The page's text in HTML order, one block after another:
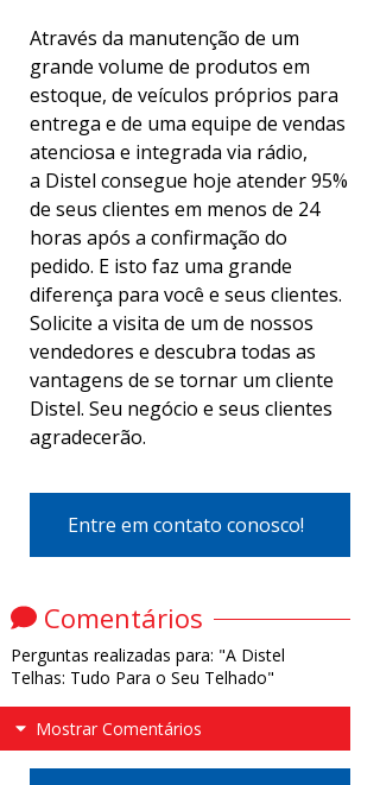
Através da manutenção de um
grande volume de produtos em
estoque, de veículos próprios para
entrega e de uma equipe de vendas
atenciosa e integrada via rádio,
a Distel consegue hoje atender 95%
de seus clientes em menos de 24
horas após a confirmação do
pedido. E isto faz uma grande
diferença para você e seus clientes.
Solicite a visita de um de nossos
vendedores e descubra todas as
vantagens de se tornar um cliente
Distel. Seu negócio e seus clientes
agradecerão.
Entre em contato conosco!
Comentários
Perguntas realizadas para: "A Distel
Telhas: Tudo Para o Seu Telhado"
Mostrar Comentários